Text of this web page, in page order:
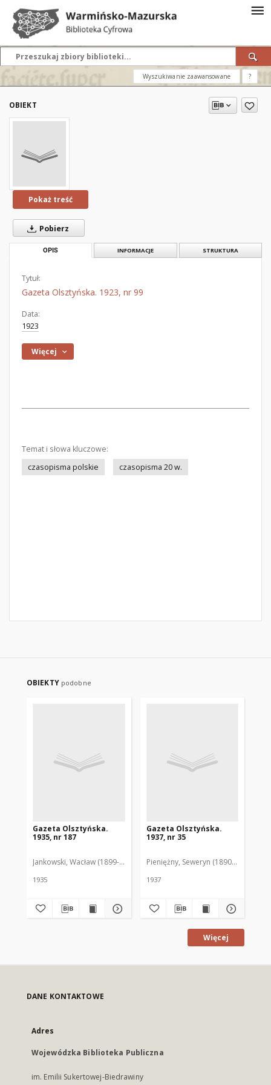
Wyszukiwanie zaawansowane ?
OBIEKT
Pokaż treść
Pobierz
OPIS INFORMACJE STRUKTURA
Tytuł:
Gazeta Olsztyńska. 1923, nr 99
Data:
1923
Więcej
Temat i słowa kluczowe:
czasopisma polskie
czasopisma 20 w.
OBIEKTY podobne
Gazeta Olsztyńska.
1935, nr 187
Jankowski, Wacław (1899-1975). Red.
1935
Gazeta Olsztyńska.
1937, nr 35
Pieniężny, Seweryn (1890-1940). Red.
1937
Więcej
DANE KONTAKTOWE
Adres
Wojewódzka Biblioteka Publiczna
im. Emilii Sukertowej-Biedrawiny